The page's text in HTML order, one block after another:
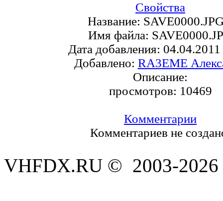
Свойства
Название:
Имя файла:
Дата добавления:
Добавлено: RA3EME
Описание:
просмотров: 10469
Комментарии
Комментариев не
VHFDX.RU © 2003-2026